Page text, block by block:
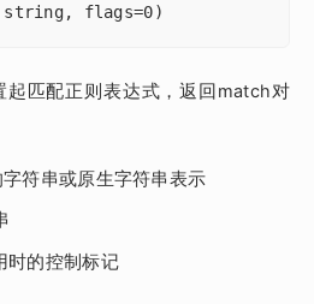
string, flags=0)
起匹配正则表达式，返回match对
符串或原生字符串表示
时的控制标记